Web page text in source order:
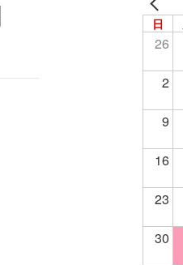
日
26
2
9
16
23
30